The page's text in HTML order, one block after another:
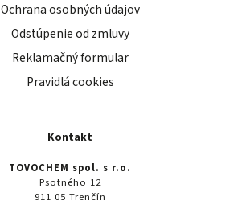
Ochrana osobných údajov
Odstúpenie od zmluvy
Reklamačný formular
Pravidlá cookies
Kontakt
TOVOCHEM spol. s r.o.
Psotného 12
911 05 Trenčín